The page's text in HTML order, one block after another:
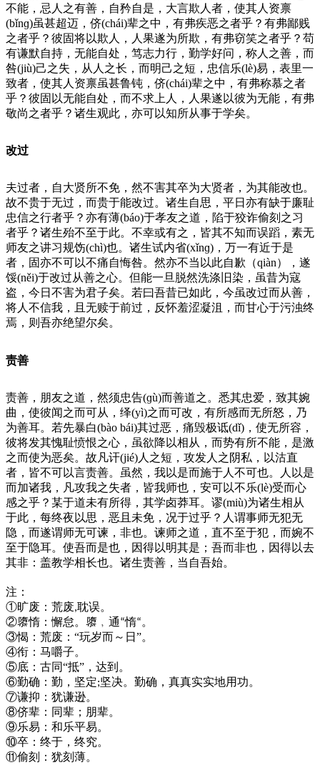
不能，忌人之有善，自矜自是，大言欺人者，使其人资禀
(bǐnɡ)虽甚超迈，侪(chái)辈之中，有弗疾恶之者乎？有弗鄙贱
之者乎？彼固将以欺人，人果遂为所欺，有弗窃笑之者乎？苟
有谦默自持，无能自处，笃志力行，勤学好问，称人之善，而
咎(jiù)己之失，从人之长，而明己之短，忠信乐(lè)易，表里一
致者，使其人资禀虽甚鲁钝，侪(chái)辈之中，有弗称慕之者
乎？彼固以无能自处，而不求上人，人果遂以彼为无能，有弗
敬尚之者乎？诸生观此，亦可以知所从事于学矣。
改过
夫过者，自大贤所不免，然不害其卒为大贤者，为其能改也。
故不贵于无过，而贵于能改过。诸生自思，平日亦有缺于廉耻
忠信之行者乎？亦有薄(báo)于孝友之道，陷于狡诈偷刻之习
者乎？诸生殆不至于此。不幸或有之，皆其不知而误蹈，素无
师友之讲习规饬(chì)也。诸生试内省(xǐnɡ)，万一有近于是
者，固亦不可以不痛自悔咎。然亦不当以此自歉（qiàn），遂
馁(něi)于改过从善之心。但能一旦脱然洗涤旧染，虽昔为寇
盗，今日不害为君子矣。若曰吾昔已如此，今虽改过而从善，
将人不信我，且无赎于前过，反怀羞涩凝沮，而甘心于污浊终
焉，则吾亦绝望尔矣。
责善
责善，朋友之道，然须忠告(ɡù)而善道之。悉其忠爱，致其婉
曲，使彼闻之而可从，绎(yì)之而可改，有所感而无所怒，乃
为善耳。若先暴白(bào bái)其过恶，痛毁极诋(dǐ)，使无所容，
彼将发其愧耻愤恨之心，虽欲降以相从，而势有所不能，是激
之而使为恶矣。故凡讦(jié)人之短，攻发人之阴私，以沽直
者，皆不可以言责善。虽然，我以是而施于人不可也。人以是
而加诸我，凡攻我之失者，皆我师也，安可以不乐(lè)受而心
感之乎？某于道未有所得，其学卤莽耳。谬(miù)为诸生相从
于此，每终夜以思，恶且未免，况于过乎？人谓事师无犯无
隐，而遂谓师无可谏，非也。谏师之道，直不至于犯，而婉不
至于隐耳。使吾而是也，因得以明其是；吾而非也，因得以去
其非：盖教学相长也。诸生责善，当自吾始。
注：
①旷废：荒废,耽误。
②隳惰：懈怠。隳﹐通“惰“。
③愒：荒废：“玩岁而～日”。
④衔：马嚼子。
⑤底：古同“抵”，达到。
⑥勤确：勤，坚定;坚决。勤确，真真实实地用功。
⑦谦抑：犹谦逊。
⑧侪辈：同辈；朋辈。
⑨乐易：和乐平易。
⑩卒：终于，终究。
⑪偷刻：犹刻薄。